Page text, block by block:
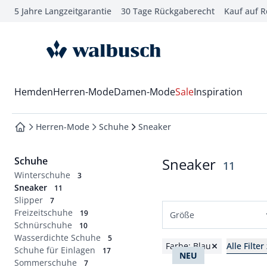
springen
springen
springen
5 Jahre Langzeitgarantie 30 Tage Rückgaberecht Kauf auf
zur Startseite
Wechsel in das Menü mit Pfeil-Runter Taste
HemdenHerren-ModeDamen-ModeSaleInspiration
zur Startseite
Herren-Mode Schuhe Sneaker
Schuhe
Winterschuhe 3
Sneaker 11
Slipper 7
Freizeitschuhe 19
Schnürschuhe 10
Wasserdichte Schuhe 5
Schuhe für Einlagen 17
Sommerschuhe 7
Sneaker 11
Größe
40
Farbe: Blau Alle Filter
NEU